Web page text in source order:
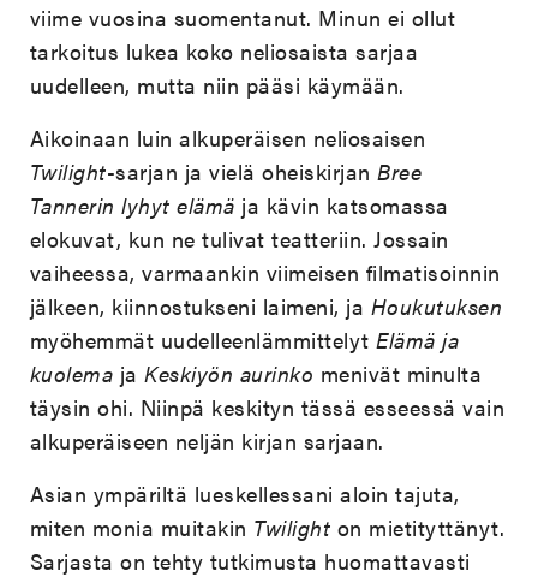
viime vuosina suomentanut. Minun ei ollut
tarkoitus lukea koko neliosaista sarjaa
uudelleen, mutta niin pääsi käymään.
Aikoinaan luin alkuperäisen neliosaisen
Twilight-sarjan ja vielä oheiskirjanBree
Tannerin lyhyt elämä ja kävin katsomassa
elokuvat, kun ne tulivat teatteriin. Jossain
vaiheessa, varmaankin viimeisen filmatisoinnin
jälkeen, kiinnostukseni laimeni, ja Houkutuksen
myöhemmät uudelleenlämmittelyt Elämä ja
kuolema jaKeskiyön aurinko menivät minulta
täysin ohi. Niinpä keskityn tässä esseessä vain
alkuperäiseen neljän kirjan sarjaan.
Asian ympäriltä lueskellessani aloin tajuta,
miten monia muitakin Twilight on mietityttänyt.
Sarjasta on tehty tutkimusta huomattavasti